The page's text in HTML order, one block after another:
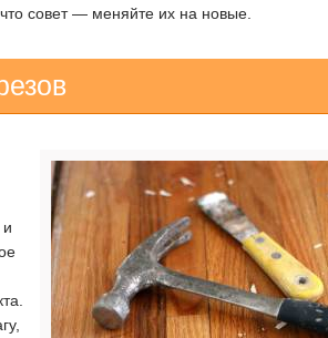
совет — меняйте их на новые.